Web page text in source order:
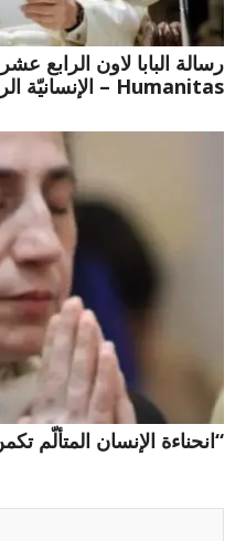
Humanitas – الإنسانيّة الرائعة»
“انحناءة الإنسان المتألّم